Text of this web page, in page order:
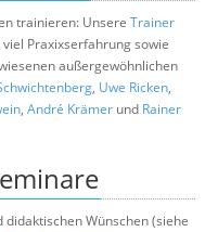
trainieren: Unsere Trainer
Praxixserfahrung sowie
außergewöhnlichen
, Uwe Ricken,
, André Krämer und Rainer
Wünschen (siehe